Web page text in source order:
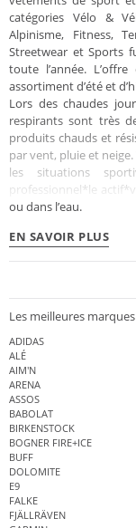
catégories Vélo &
Alpinisme, Fitness,
Streetwear et Sports
toute l’année.
assortiment d’été et
Lors des chaudes
respirants sont très
produits chauds et
par vent, pluie et
les situations
professionnel*le
ou dans l’eau.
EN SAVOIR PLUS
Les meilleures marques
ADIDAS
ALÉ
AIM'N
ARENA
ASSOS
BABOLAT
BIRKENSTOCK
BOGNER FIRE+ICE
BUFF
DOLOMITE
E9
FALKE
FJÄLLRÄVEN